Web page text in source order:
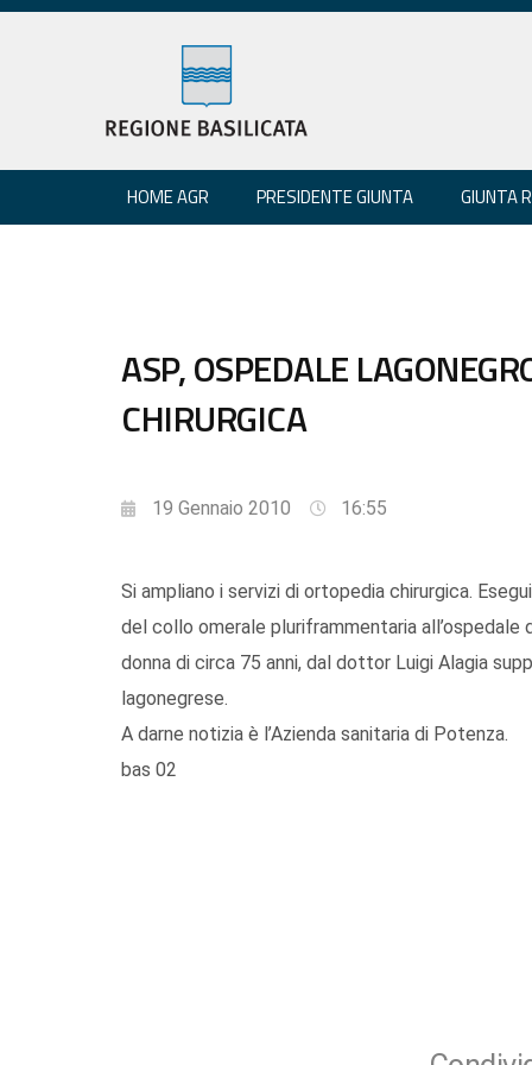
HOME AGR PRESIDENTE GIUNTA GIUNTA
ASP, OSPEDALE
CHIRURGICA
19 Gennaio 2010 16:55
Si ampliano i servizi di ortopedia chirurgica.
del collo omerale pluriframmentaria all’ospedale
donna di circa 75 anni, dal dottor Luigi Alagia
lagonegrese.
A darne notizia è l’Azienda sanitaria di Potenza.
bas 02